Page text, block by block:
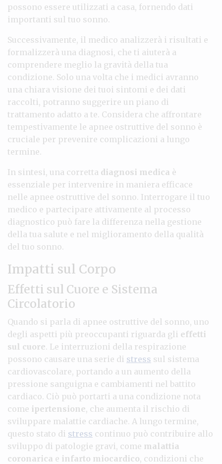
possono essere utilizzati a casa, fornendo dati
importanti sul tuo sonno.
Successivamente, il medico analizzerà i risultati e
formalizzerà una diagnosi, che ti aiuterà a
comprendere meglio la gravità della tua
condizione. Solo una volta che i medici avranno
una chiara visione dei tuoi sintomi e dei dati
raccolti, potranno suggerire un piano di
trattamento adatto a te. Considera che affrontare
tempestivamente le apnee ostruttive del sonno è
cruciale per prevenire complicazioni a lungo
termine.
In sintesi, una corretta diagnosi medica è
essenziale per intervenire in maniera efficace
nelle apnee ostruttive del sonno. Interrogare il tuo
medico e partecipare attivamente al processo
diagnostico può fare la differenza nella gestione
della tua salute e nel miglioramento della qualità
del tuo sonno.
Impatti sul Corpo
Effetti sul Cuore e Sistema
Circolatorio
Quando si parla di apnee ostruttive del sonno, uno
degli aspetti più preoccupanti riguarda gli effetti
sul cuore. Le interruzioni della respirazione
possono causare una serie di stress sul sistema
cardiovascolare, portando a un aumento della
pressione sanguigna e cambiamenti nel battito
cardiaco. Ciò può portarti a una condizione nota
come ipertensione, che aumenta il rischio di
sviluppare malattie cardiache. A lungo termine,
questo stato di stress continuo può contribuire allo
sviluppo di patologie gravi, come malattia
coronarica e infarto miocardico, condizioni che